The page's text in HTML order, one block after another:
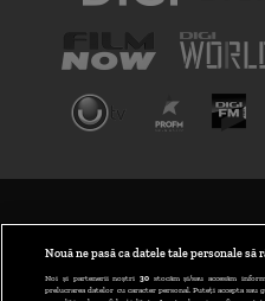
Nouă ne pasă ca datele tale personale să
Noi și partenerii noștri 30stocăm și/sau accesăm
prelucrarea datelor cu caracter personal. Puteți accepta sau